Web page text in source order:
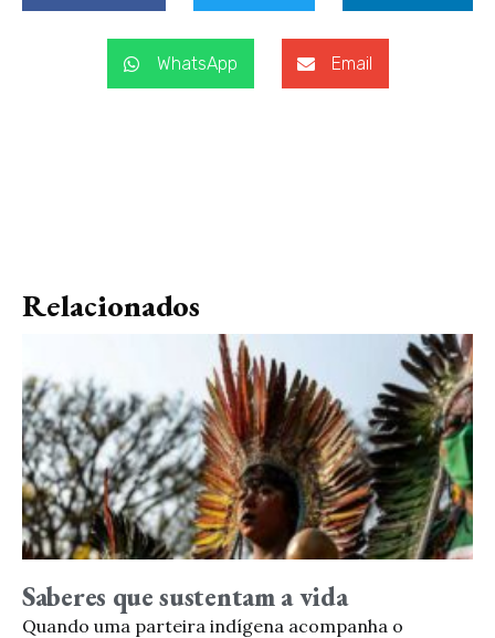
WhatsApp Email
Relacionados
Saberes que sustentam a vida
Quando uma parteira indígena acompanha o